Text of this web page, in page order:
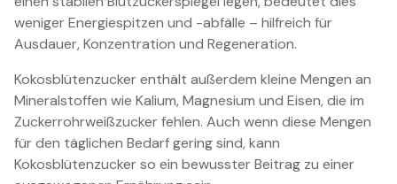
weniger Energiespitzen und -abfälle – hilfreich für
Ausdauer, Konzentration und Regeneration.
Kokosblütenzucker enthält außerdem kleine Mengen an
Mineralstoffen wie Kalium, Magnesium und Eisen, die im
Zuckerrohrweißzucker fehlen. Auch wenn diese Mengen
für den täglichen Bedarf gering sind, kann
Kokosblütenzucker so ein bewusster Beitrag zu einer